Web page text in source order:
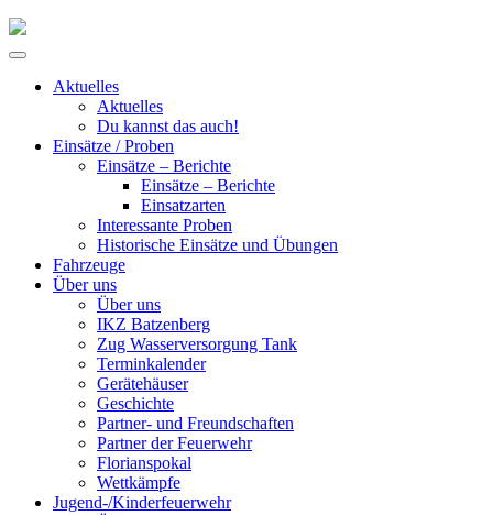
Skip
Primary
Aktuelles
Aktuelles
Du kannst das auch!
Einsätze / Proben
Einsätze – Berichte
Einsätze – Berichte
Einsatzarten
Interessante Proben
Historische Einsätze und Übungen
Fahrzeuge
Über uns
Über uns
IKZ Batzenberg
Zug Wasserversorgung Tank
Terminkalender
Gerätehäuser
Geschichte
Partner- und Freundschaften
Partner der Feuerwehr
Florianspokal
Wettkämpfe
Jugend-/Kinderfeuerwehr